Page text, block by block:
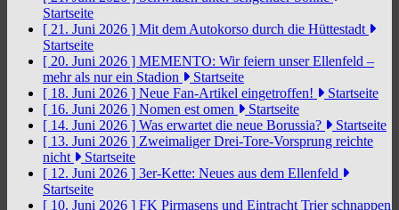
Startseite
[ 21. Juni 2026 ] Mit dem Autokorso durch die Hüttestadt
Startseite
[ 20. Juni 2026 ] MEMENTO: Wir feiern unser Ellenfeld –
mehr als nur ein Stadion
Startseite
[ 18. Juni 2026 ] Neue Fan-Artikel eingetroffen!
Startseite
[ 16. Juni 2026 ] Nomen est omen
Startseite
[ 14. Juni 2026 ] Was erwartet die neue Borussia?
Startseite
[ 13. Juni 2026 ] Zweimaliger Drei-Tore-Vorsprung reichte
nicht
Startseite
[ 12. Juni 2026 ] 3er-Kette: Neues aus dem Ellenfeld
Startseite
[ 10. Juni 2026 ] FK Pirmasens und Eintracht Trier schnappen